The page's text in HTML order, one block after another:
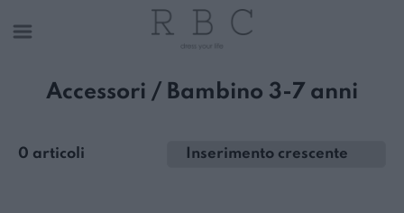
Accessori / Bambino 3-7 anni
0 articoli